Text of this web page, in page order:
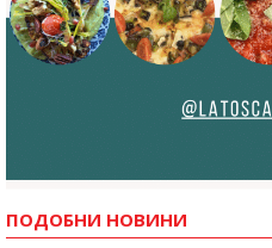
ПОДОБНИ НОВИНИ